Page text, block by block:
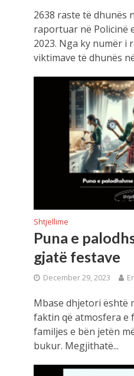
2638 raste të dhunës
raportuar në Policinë
2023. Nga ky numër i
viktimave të dhunës
Shtjellime
Puna e
gjatë festave
December 29, 2023
Mbase dhjetori është
faktin që atmosfera e
familjes e bën jetën
bukur. Megjithatë...